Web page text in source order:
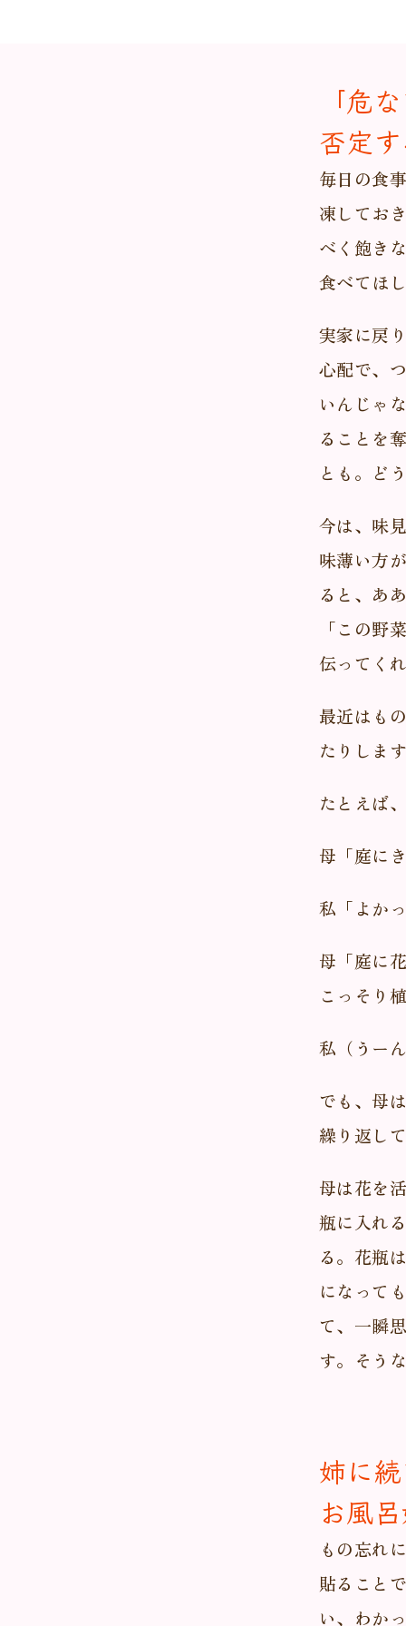
「危
否定
毎日の食
凍してお
べく飽き
食べてほ
実家に戻
心配で、
いんじゃ
ることを
とも。ど
今は、味
味薄い方
ると、あ
「この野
伝ってく
最近はも
たりしま
たとえば、
母「庭に
私「よか
母「庭に
こっそり
私（うー
でも、母
繰り返し
母は花を
瓶に入れ
る。花瓶
になって
て、一瞬
す。そう
姉に
お風
もの忘れ
貼ること
い、わか